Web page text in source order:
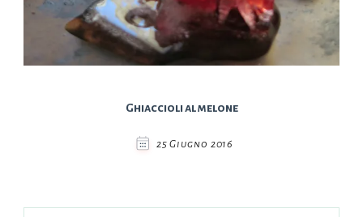
Ghiaccioli al melone
25 Giugno 2016